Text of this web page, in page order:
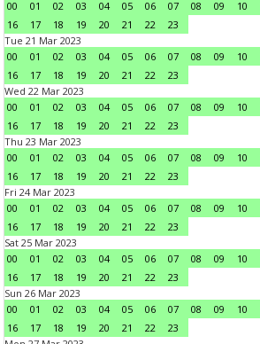
00
01 02 03 04 05 06 07 08 09 10
16
17 18 19 20 21 22
23
Tue 21 Mar 2023
00
01 02 03 04 05 06 07 08 09 10
16
17 18 19 20 21 22
23
Wed 22 Mar 2023
00
01 02 03 04 05 06 07 08 09 10
16
17 18 19 20 21 22
23
Thu 23 Mar 2023
00
01 02 03 04 05 06 07 08 09 10
16
17 18 19 20 21 22
23
Fri 24 Mar 2023
00
01 02 03 04 05 06 07 08 09 10
16
17 18 19 20 21 22
23
Sat 25 Mar 2023
00
01 02 03 04 05 06 07 08 09 10
16
17 18 19 20 21 22
23
Sun 26 Mar 2023
00
01 02 03 04 05 06 07 08 09 10
16
17 18 19 20 21 22
23